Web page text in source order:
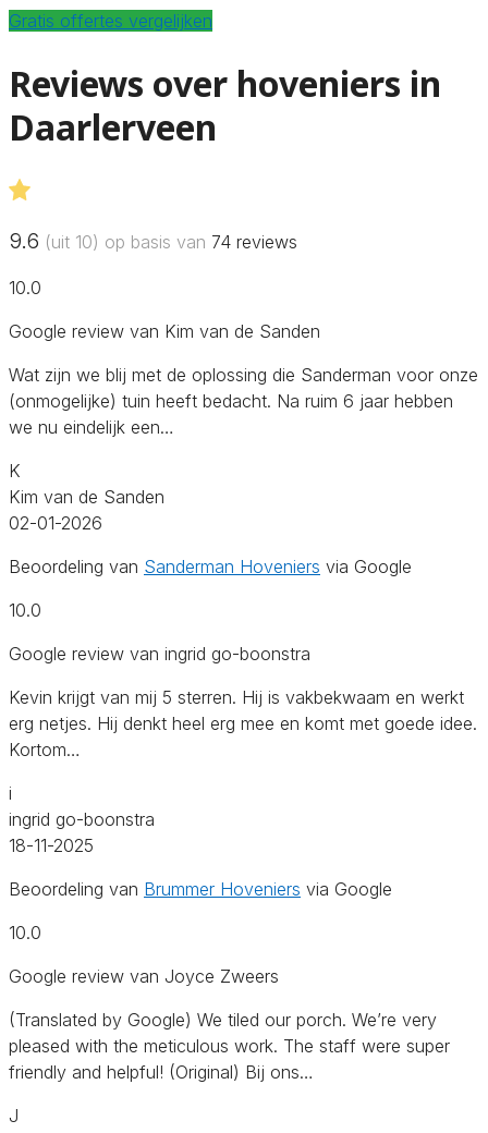
Gratis offertes vergelijken
Reviews over hoveniers in
Daarlerveen
9.6 (uit 10) op basis van 74 reviews
10.0
Google review van Kim van de Sanden
Wat zijn we blij met de oplossing die Sanderman voor onze
(onmogelijke) tuin heeft bedacht. Na ruim 6 jaar hebben
we nu eindelijk een…
K
Kim van de Sanden
02-01-2026
Beoordeling van Sanderman Hoveniers via Google
10.0
Google review van ingrid go-boonstra
Kevin krijgt van mij 5 sterren. Hij is vakbekwaam en werkt
erg netjes. Hij denkt heel erg mee en komt met goede idee.
Kortom…
i
ingrid go-boonstra
18-11-2025
Beoordeling van Brummer Hoveniers via Google
10.0
Google review van Joyce Zweers
(Translated by Google) We tiled our porch. We’re very
pleased with the meticulous work. The staff were super
friendly and helpful! (Original) Bij ons…
J